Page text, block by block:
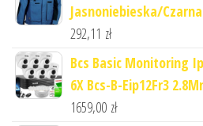
Jasnoniebieska/
292,11 zł
Bcs Basic Monitoring
6X Bcs-B-Eip12Fr3
1659,00 zł